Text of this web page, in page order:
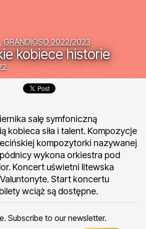
GRANDIOSO 2022/2023
kobiece historie
salę symfoniczną
kobieca siła i talent. Kompozycje
kompozytorki nazywanej
wykona orkiestra pod
Koncert uświetni litewska
Start koncertu
wciąż są dostępne.
Subscribe to our newsletter.